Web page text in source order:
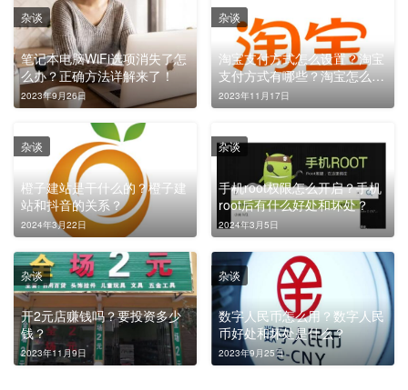
笔记本电脑WiFi选项消失了怎
么办？正确方法详解来了！
2023年9月26日
杂谈
淘宝支付方式怎么设置？淘宝
支付方式有哪些？淘宝怎么改
成微信付款？
2023年11月17日
杂谈
橙子建站是干什么的？橙子建
站和抖音的关系？
2024年3月22日
杂谈
手机root权限怎么开启？手机
root后有什么好处和坏处？
2024年3月5日
杂谈
开2元店赚钱吗？要投资多少
钱？
2023年11月9日
杂谈
数字人民币怎么用？数字人民
币好处和坏处是什么？
2023年9月25日
杂谈